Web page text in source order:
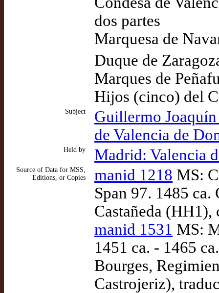
dos partes
Marquesa de
Duque de
Marques de
Hijos (cinco) del
Subject
Guillermo
de Valencia de
Held by Madrid: Valencia
Source of Data for MSS,
Editions, or Copies
manid 1218 MS:
Span 97. 1485
Castañeda (HH1),
manid 1531 MS:
1451 ca. - 1465
Bourges,
Castrojeriz),